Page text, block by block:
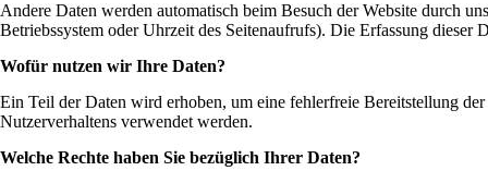
Andere Daten werden automatisch beim Besuch der Website durch
Betriebssystem oder Uhrzeit des Seitenaufrufs). Die Erfassung dieser
Wofür nutzen wir Ihre Daten?
Ein Teil der Daten wird erhoben, um eine fehlerfreie Bereitstellung
Nutzerverhaltens verwendet werden.
Welche Rechte haben Sie bezüglich Ihrer Daten?